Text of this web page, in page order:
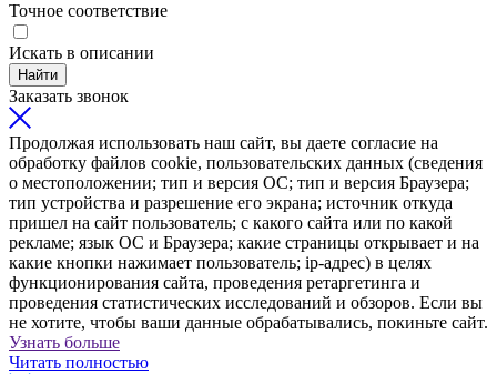
Точное соответствие
Искать в описании
Найти
Заказать звонок
Продолжая использовать наш сайт, вы даете согласие на
обработку файлов cookie, пользовательских данных (сведения
о местоположении; тип и версия ОС; тип и версия Браузера;
тип устройства и разрешение его экрана; источник откуда
пришел на сайт пользователь; с какого сайта или по какой
рекламе; язык ОС и Браузера; какие страницы открывает и на
какие кнопки нажимает пользователь; ip-адрес) в целях
функционирования сайта, проведения ретаргетинга и
проведения статистических исследований и обзоров. Если вы
не хотите, чтобы ваши данные обрабатывались, покиньте сайт.
Узнать больше
Читать полностью